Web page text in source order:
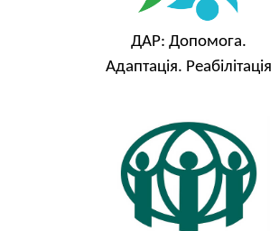
ДАР: Допомога.
Адаптація. Реабілітація